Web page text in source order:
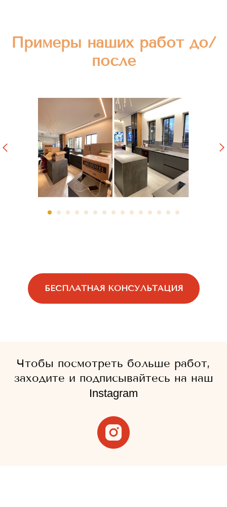
Примеры наших работ до/
после
БЕСПЛАТНАЯ КОНСУЛЬТАЦИЯ
Чтобы посмотреть больше работ,
заходите и подписывайтесь на наш
Instagram